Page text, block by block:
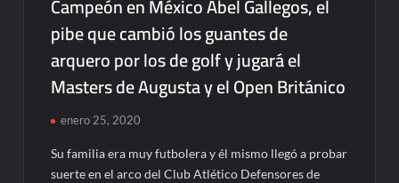
Campeón en México Abel Gallegos, el
pibe que cambió los guantes de
arquero por los de golf y jugará el
Masters de Augusta y el Open Británico
enero 25, 2020
Su familia era muy futbolera y él mismo llegó a probar
suerte en el arco del Club Atlético Defensores de